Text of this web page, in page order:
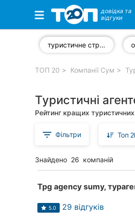
Обрані компанії
Ветеринарні клініки
Автошколи
Ресторани
Всі рубрики
довідка та
відгуки
туристичне страхування
ТОП 20 Компанії Сум
Туристичні
Рейтинг кращих
Фільтри Топ
Знайдено 26 компаній
Tpg agency sumy,
5.0 29 відгуків